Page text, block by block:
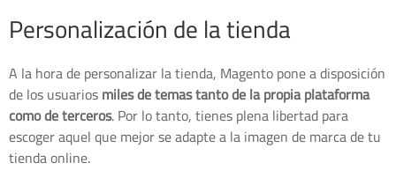
Personalización de la tienda
A la hora de personalizar la tienda, Magento pone a disposición
de los usuariosmiles de temas tanto de la propia plataforma
como de terceros. Por lo tanto, tienes plena libertad para
escoger aquel que mejor se adapte a la imagen de marca de tu
tienda online.